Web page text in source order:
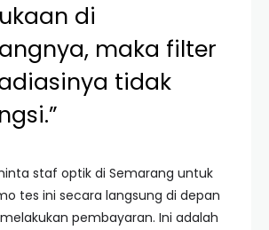
di
maka filter
tidak
staf optik di Semarang untuk
tes ini secara langsung di depan
pembayaran. Ini adalah